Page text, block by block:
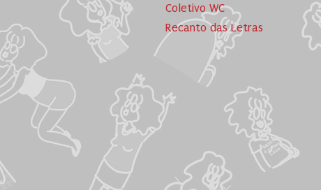
Coletivo WC
Recanto das Letras